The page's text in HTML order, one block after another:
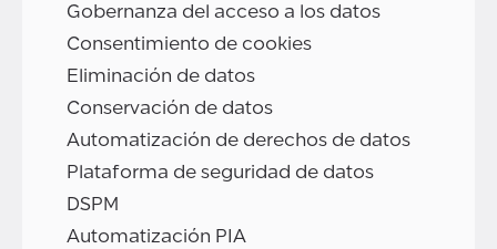
Gobernanza del acceso a los datos
Consentimiento de cookies
Eliminación de datos
Conservación de datos
Automatización de derechos de datos
Plataforma de seguridad de datos
DSPM
Automatización PIA